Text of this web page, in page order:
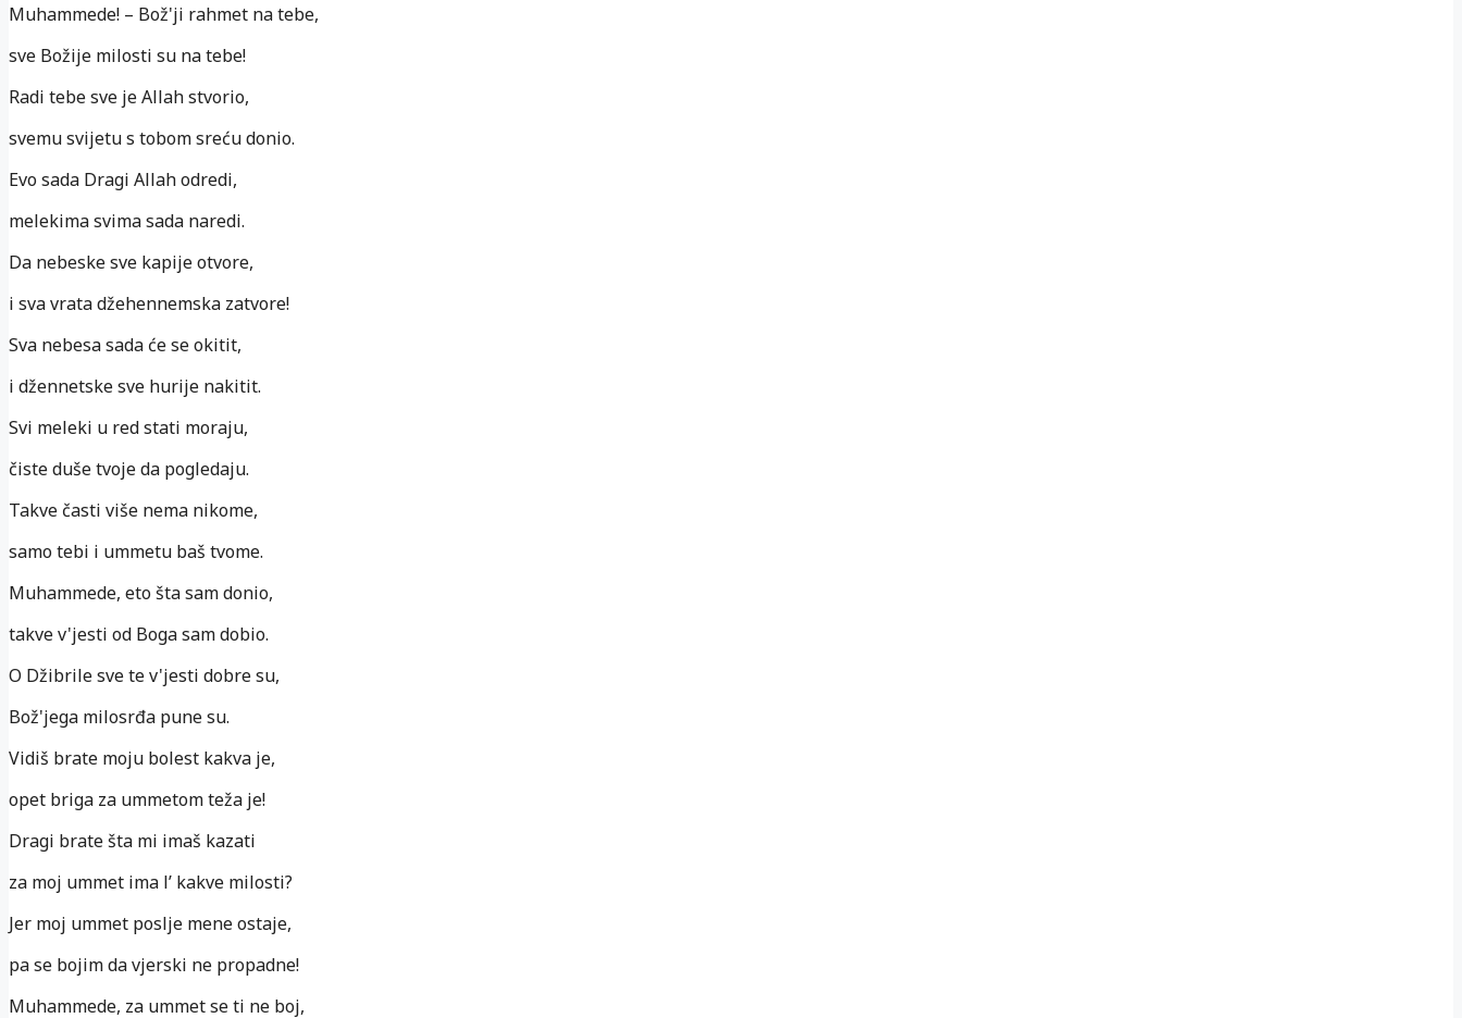
Muhammede! – Bož'ji rahmet na tebe,
sve Božije milosti su na tebe!
Radi tebe sve je Allah stvorio,
svemu svijetu s tobom sreću donio.
Evo sada Dragi Allah odredi,
melekima svima sada naredi.
Da nebeske sve kapije otvore,
i sva vrata džehennemska zatvore!
Sva nebesa sada će se okitit,
i džennetske sve hurije nakitit.
Svi meleki u red stati moraju,
čiste duše tvoje da pogledaju.
Takve časti više nema nikome,
samo tebi i ummetu baš tvome.
Muhammede, eto šta sam donio,
takve v'jesti od Boga sam dobio.
O Džibrile sve te v'jesti dobre su,
Bož'jega milosrđa pune su.
Vidiš brate moju bolest kakva je,
opet briga za ummetom teža je!
Dragi brate šta mi imaš kazati
za moj ummet ima l’ kakve milosti?
Jer moj ummet poslje mene ostaje,
pa se bojim da vjerski ne propadne!
Muhammede, za ummet se ti ne boj,